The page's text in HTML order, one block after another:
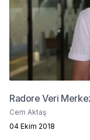
Radore Veri
Cem Aktaş
04 Ekim 2018